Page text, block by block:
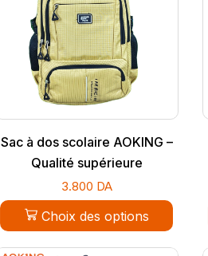
Sac à dos scolaire AOKING –
Qualité supérieure
3.800 DA
Choix des options